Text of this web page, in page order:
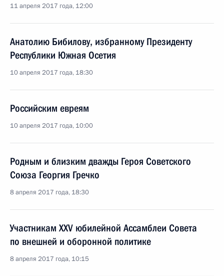
11 апреля 2017 года, 12:00
Анатолию Бибилову, избранному Президенту
Республики Южная Осетия
10 апреля 2017 года, 18:30
Российским евреям
10 апреля 2017 года, 10:00
Родным и близким дважды Героя Советского
Союза Георгия Гречко
8 апреля 2017 года, 18:30
Участникам XXV юбилейной Ассамблеи Совета
по внешней и оборонной политике
8 апреля 2017 года, 10:15